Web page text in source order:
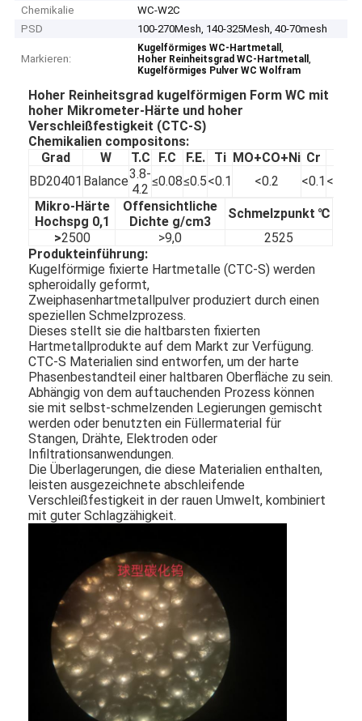
Chemikalie
WC-W2C
PSD
100-270Mesh, 140-325Mesh, 40-70mesh
Markieren:
Kugelförmiges WC-Hartmetall,
Hoher Reinheitsgrad WC-Hartmetall,
Kugelförmiges Pulver WC Wolfram
Hoher Reinheitsgrad kugelförmigen Form WC mit
hoher Mikrometer-Härte und hoher
Verschleißfestigkeit (CTC-S)
Chemikalien compositons:
Grad
W T.C F.C F.E. Ti MO+CO+Ni Cr
BD20401 Balance3.8-
4.2
≤0.08≤0.5<0.1 <0.2 <0.1 <0.05
Mikro-Härte
Hochspg 0,1
Offensichtliche
Dichte g/cm3
Schmelzpunkt ℃
>2500 >9,0
2525
Produkteinführung:
Kugelförmige fixierte Hartmetalle (CTC-S) werden
spheroidally geformt,
Zweiphasenhartmetallpulver produziert durch einen
speziellen Schmelzprozess.
Dieses stellt sie die haltbarsten fixierten
Hartmetallprodukte auf dem Markt zur Verfügung.
CTC-S Materialien sind entworfen, um der harte
Phasenbestandteil einer haltbaren Oberfläche zu sein.
Abhängig von dem auftauchenden Prozess können
sie mit selbst-schmelzenden Legierungen gemischt
werden oder benutzten ein Füllermaterial für
Stangen, Drähte, Elektroden oder
Infiltrationsanwendungen.
Die Überlagerungen, die diese Materialien enthalten,
leisten ausgezeichnete abschleifende
Verschleißfestigkeit in der rauen Umwelt, kombiniert
mit guter Schlagzähigkeit.